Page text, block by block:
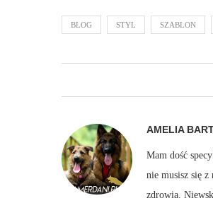
BLOG STYL SZABLON
AMELIA
Mam dość
nie musisz się
zdrowia.